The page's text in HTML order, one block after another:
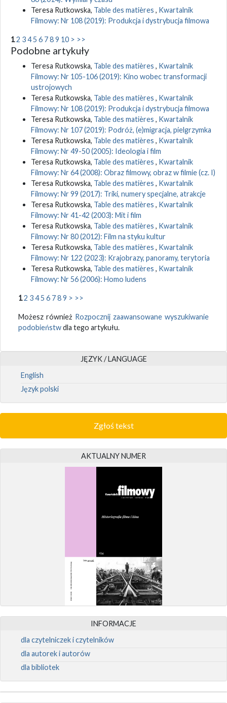
Teresa Rutkowska, Table des matières , Kwartalnik
Filmowy: Nr 108 (2019): Produkcja i dystrybucja filmowa
12 345 6 789 10 > >>
Podobne artykuły
Teresa Rutkowska, Table des matières , Kwartalnik
Filmowy: Nr 105-106 (2019): Kino wobec transformacji
ustrojowych
Teresa Rutkowska, Table des matières , Kwartalnik
Filmowy: Nr 108 (2019): Produkcja i dystrybucja filmowa
Teresa Rutkowska, Table des matières , Kwartalnik
Filmowy: Nr 107 (2019): Podróż, (e)migracja, pielgrzymka
Teresa Rutkowska, Table des matières , Kwartalnik
Filmowy: Nr 49-50 (2005): Ideologia i film
Teresa Rutkowska, Table des matières , Kwartalnik
Filmowy: Nr 64 (2008): Obraz filmowy, obraz w filmie (cz. I)
Teresa Rutkowska, Table des matières , Kwartalnik
Filmowy: Nr 99 (2017): Triki, numery specjalne, atrakcje
Teresa Rutkowska, Table des matières , Kwartalnik
Filmowy: Nr 41-42 (2003): Mit i film
Teresa Rutkowska, Table des matières , Kwartalnik
Filmowy: Nr 80 (2012): Film na styku kultur
Teresa Rutkowska, Table des matières , Kwartalnik
Filmowy: Nr 122 (2023): Krajobrazy, panoramy, terytoria
Teresa Rutkowska, Table des matières , Kwartalnik
Filmowy: Nr 56 (2006): Homo ludens
12 345 6 789 > >>
Możesz również Rozpocznij zaawansowane wyszukiwanie
podobieństwdla tego artykułu.
JĘZYK / LANGUAGE
English
Język polski
Zgłoś tekst
AKTUALNY NUMER
INFORMACJE
dla czytelniczek i czytelników
dla autorek i autorów
dla bibliotek